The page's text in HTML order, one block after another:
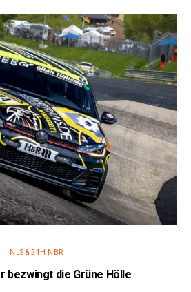
NLS & 24H NBR
bezwingt die Grüne Hölle